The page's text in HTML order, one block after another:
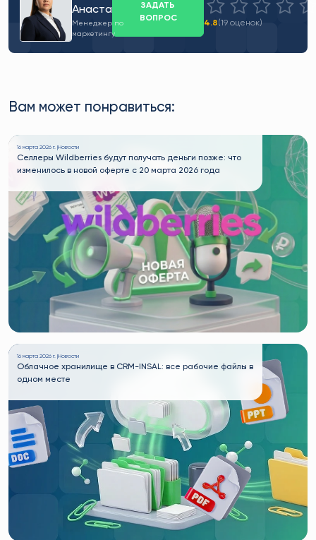
Анастасия
Менеджер по
маркетингу
ЗАДАТЬ
ВОПРОС
4.8(19 оценок)
Вам может понравиться:
16 марта 2026 г. |Новости
Селлеры Wildberries будут получать деньги позже: что
изменилось в новой оферте с 20 марта 2026 года
16 марта 2026 г. |Новости
Облачное хранилище в CRM-INSAL: все рабочие файлы в
одном месте